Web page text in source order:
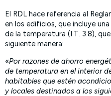
El RDL hace referencia al
en los edificios, que incluye
de la temperatura (I.T. 3.8),
siguiente manera:
«Por razones de ahorro
de temperatura en el interior
habitables que estén
y locales destinados a los